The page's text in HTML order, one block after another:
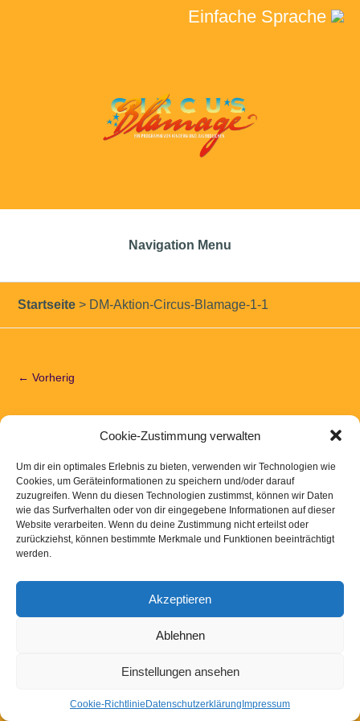
Cookie-Zustimmung verwalten
Um dir ein optimales Erlebnis zu bieten, verwenden wir Technologien wie
Cookies, um Geräteinformationen zu speichern und/oder darauf
zuzugreifen. Wenn du diesen Technologien zustimmst, können wir Daten
wie das Surfverhalten oder von dir eingegebene Informationen auf dieser
Website verarbeiten. Wenn du deine Zustimmung nicht erteilst oder
zurückziehst, können bestimmte Merkmale und Funktionen beeinträchtigt
werden.
Akzeptieren
Ablehnen
Einstellungen ansehen
Cookie-Richtlinie Datenschutzerklärung Impressum
Einfache Sprache
Navigation Menu
Startseite > DM-Aktion-Circus-Blamage-1-1
← Vorherig
Kommentar absenden
Du musstangemeldetsein, um einen Kommentar abzugeben.
Kontakt|Links|Downloads |Impressum Datenschutzerklaerung
Powered byWordPress